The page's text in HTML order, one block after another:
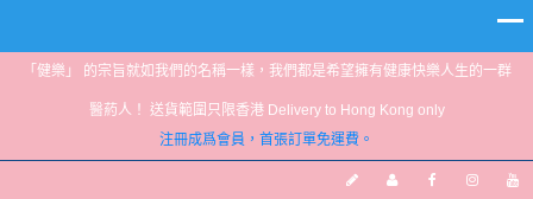
「健樂」 的宗旨就如我們的名稱一樣，我們都是希望擁有健康快樂人生的一群
醫葯人！ 送貨範圍只限香港 Delivery to Hong Kong only
注冊成爲會員，首張訂單免運費。